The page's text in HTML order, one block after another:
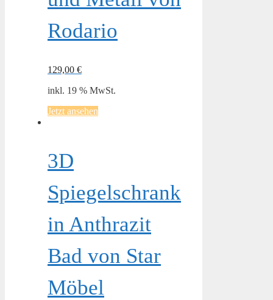
Rodario
129,00 €
inkl. 19 % MwSt.
Jetzt ansehen
3D
Spiegelschrank
in Anthrazit
Bad von Star
Möbel